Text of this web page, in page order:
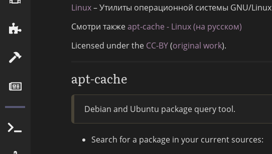
Linux– Утилиты операционной системы GNU/Linux
Смотри такжеapt-cache - Linux (на русском)
Licensed under the CC-BY(original work).
apt-cache
Debian and Ubuntu package query tool.
Search for a package in your current sources: